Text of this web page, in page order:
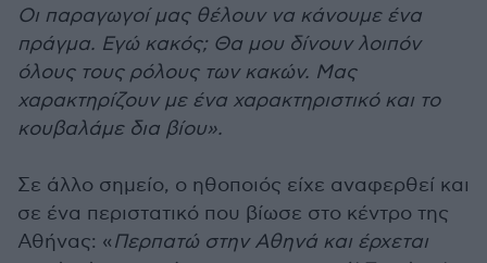
Οι παραγωγοί μας θέλουν να κάνουμε ένα
πράγμα. Εγώ κακός; Θα μου δίνουν λοιπόν
όλους τους ρόλους των κακών. Μας
χαρακτηρίζουν με ένα χαρακτηριστικό και το
κουβαλάμε δια βίου».
Σε άλλο σημείο, ο ηθοποιός είχε αναφερθεί και
σε ένα περιστατικό που βίωσε στο κέντρο της
Αθήνας: «Περπατώ στην Αθηνά και έρχεται